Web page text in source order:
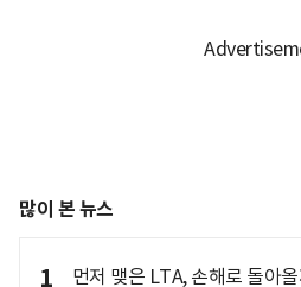
많이 본 뉴스
1 먼저 맺은 LTA, 손해로 돌아